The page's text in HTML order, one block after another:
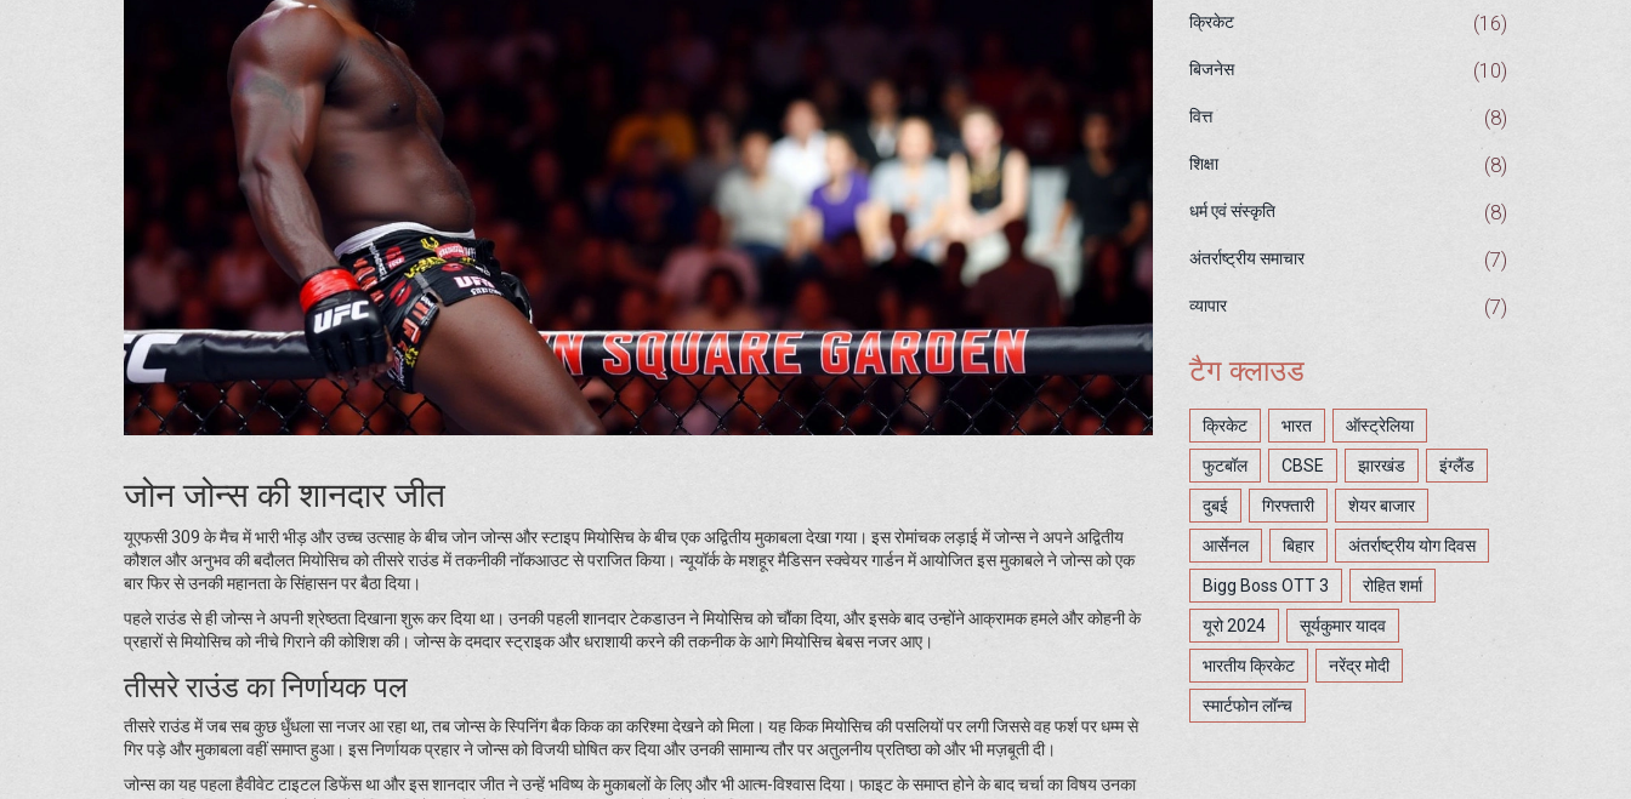
जोन जोन्स की शानदार जीत
यूएफसी 309 के मैच में भारी भीड़ और उच्च उत्साह के बीच जोन जोन्स और स्टाइप मियोसिच के बीच एक अद्वितीय मुकाबला देखा गया। इस रोमांचक लड़ाई में जोन्स ने अपने अद्वितीय
कौशल और अनुभव की बदौलत मियोसिच को तीसरे राउंड में तकनीकी नॉकआउट से पराजित किया। न्यूयॉर्क के मशहूर मैडिसन स्क्वेयर गार्डन में आयोजित इस मुकाबले ने जोन्स को एक
बार फिर से उनकी महानता के सिंहासन पर बैठा दिया।
पहले राउंड से ही जोन्स ने अपनी श्रेष्ठता दिखाना शुरू कर दिया था। उनकी पहली शानदार टेकडाउन ने मियोसिच को चौंका दिया, और इसके बाद उन्होंने आक्रामक हमले और कोहनी के
प्रहारों से मियोसिच को नीचे गिराने की कोशिश की। जोन्स के दमदार स्ट्राइक और धराशायी करने की तकनीक के आगे मियोसिच बेबस नजर आए।
तीसरे राउंड का निर्णायक पल
तीसरे राउंड में जब सब कुछ धुँधला सा नजर आ रहा था, तब जोन्स के स्पिनिंग बैक किक का करिश्मा देखने को मिला। यह किक मियोसिच की पसलियों पर लगी जिससे वह फर्श पर धम्म से
गिर पड़े और मुकाबला वहीं समाप्त हुआ। इस निर्णायक प्रहार ने जोन्स को विजयी घोषित कर दिया और उनकी सामान्य तौर पर अतुलनीय प्रतिष्ठा को और भी मज़बूती दी।
जोन्स का यह पहला हैवीवेट टाइटल डिफेंस था और इस शानदार जीत ने उन्हें भविष्य के मुकाबलों के लिए और भी आत्म-विश्वास दिया। फाइट के समाप्त होने के बाद चर्चा का विषय उनका
क्रिकेट (16)
बिजनेस (10)
वित्त (8)
शिक्षा (8)
धर्म एवं संस्कृति (8)
अंतर्राष्ट्रीय समाचार (7)
व्यापार (7)
टैग क्लाउड
क्रिकेट भारत ऑस्ट्रेलिया
फुटबॉल CBSE झारखंड इंग्लैंड
दुबई गिरफ्तारी शेयर बाजार
आर्सेनल बिहार अंतर्राष्ट्रीय योग दिवस
Bigg Boss OTT 3 रोहित शर्मा
यूरो 2024 सूर्यकुमार यादव
भारतीय क्रिकेट नरेंद्र मोदी
स्मार्टफोन लॉन्च